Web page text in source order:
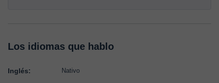
Los idiomas que hablo
Inglés: Nativo